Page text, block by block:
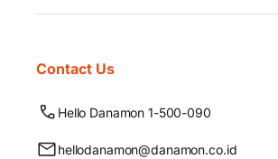
Contact Us
Hello Danamon 1-500-090
hellodanamon@danamon.co.id